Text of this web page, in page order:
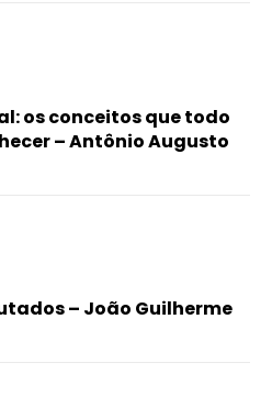
os conceitos que todo
– Antônio Augusto
– João Guilherme